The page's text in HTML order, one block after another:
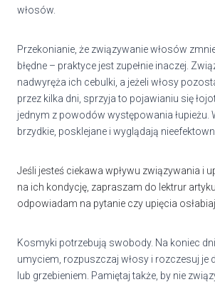
włosów.
Przekonianie, że związywanie włosów
błędne – praktyce jest zupełnie inaczej.
nadwyręża ich cebulki, a jeżeli włosy
przez kilka dni, sprzyja to pojawianiu się
jednym z powodów występowania łupieżu.
brzydkie, posklejane i wyglądają
Jeśli jesteś ciekawa wpływu związywania i
na ich kondycję, zapraszam do lektrur
odpowiadam na pytanie czy upięcia
Kosmyki potrzebują swobody. Na koniec
umyciem, rozpuszczaj włosy i rozczesuj je
lub grzebieniem. Pamiętaj także, by nie